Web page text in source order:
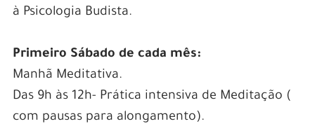
à Psicologia Budista.
Primeiro Sábado de cada mês:
Manhã Meditativa.
Das 9h às 12h- Prática intensiva de Meditação (
com pausas para alongamento).